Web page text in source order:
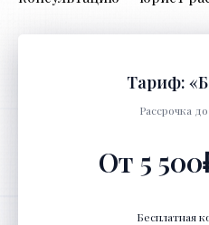
Тариф:
Рассрочка
От 5
Бесплатная